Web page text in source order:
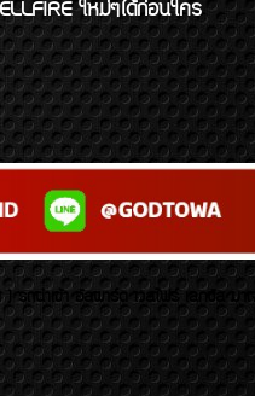
ใหม่ๆได้ก่อนใคร
ถนำเข้า อัลพาร์ด เวลไฟร์ เลกซัส มาเจ